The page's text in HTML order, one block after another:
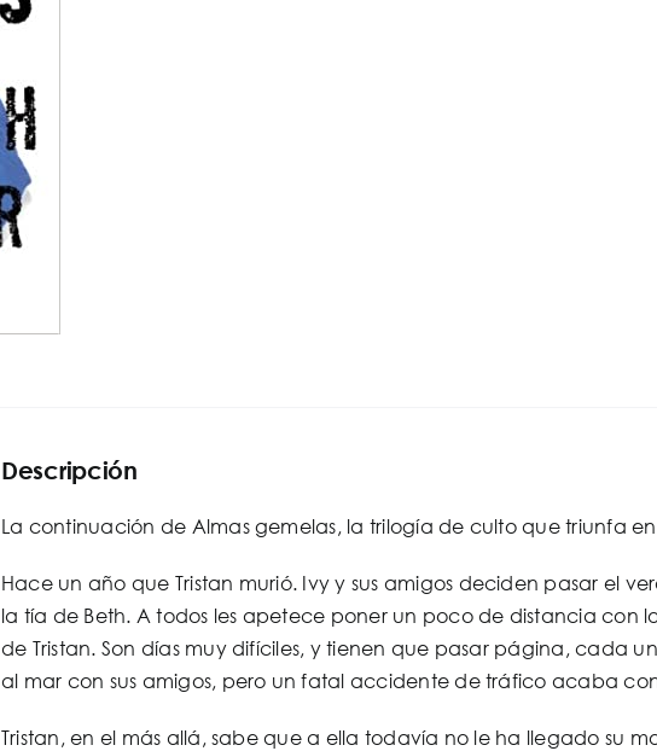
Descripción
La continuación de Almas gemelas, la trilogía de culto que triunfa
Hace un año que Tristan murió. Ivy y sus amigos deciden pasar el
la tía de Beth. A todos les apetece poner un poco de distancia con
de Tristan. Son días muy difíciles, y tienen que pasar página, cada
al mar con sus amigos, pero un fatal accidente de tráfico acaba
Tristan, en el más allá, sabe que a ella todavía no le ha llegado su